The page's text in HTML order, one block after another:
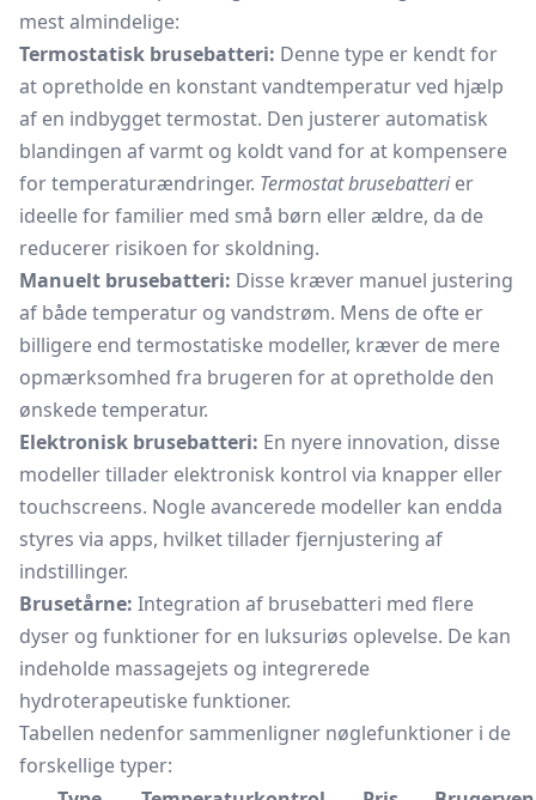
mest almindelige:
Termostatisk brusebatteri: Denne type er kendt for
at opretholde en konstant vandtemperatur ved hjælp
af en indbygget termostat. Den justerer automatisk
blandingen af varmt og koldt vand for at kompensere
for temperaturændringer. Termostat brusebatterier
ideelle for familier med små børn eller ældre, da de
reducerer risikoen for skoldning.
Manuelt brusebatteri: Disse kræver manuel justering
af både temperatur og vandstrøm. Mens de ofte er
billigere end termostatiske modeller, kræver de mere
opmærksomhed fra brugeren for at opretholde den
ønskede temperatur.
Elektronisk brusebatteri: En nyere innovation, disse
modeller tillader elektronisk kontrol via knapper eller
touchscreens. Nogle avancerede modeller kan endda
styres via apps, hvilket tillader fjernjustering af
indstillinger.
Brusetårne: Integration af brusebatteri med flere
dyser og funktioner for en luksuriøs oplevelse. De kan
indeholde massagejets og integrerede
hydroterapeutiske funktioner.
Tabellen nedenfor sammenligner nøglefunktioner i de
forskellige typer: